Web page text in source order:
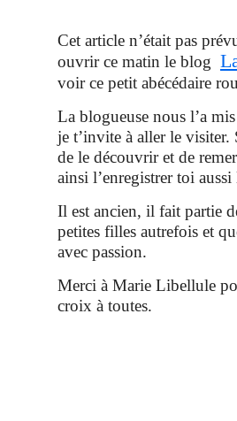
Cet article n’était pas
ouvrir ce matin le blog
voir ce petit abécédaire
La blogueuse nous l’a
je t’invite à aller le visiter.
de le découvrir et de
ainsi l’enregistrer toi aussi
Il est ancien, il fait partie
petites filles autrefois et
avec passion.
Merci à Marie Libellule
croix à toutes.